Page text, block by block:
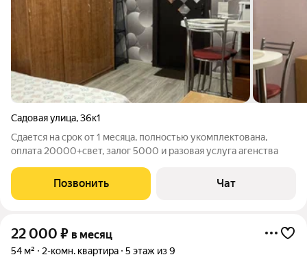
Садовая улица,36к1
Сдается на срок от 1 месяца, полностью укомплектована,
оплата 20000+свет, залог 5000 и разовая услуга агенства
Позвонить Чат
22 000 ₽ в месяц
54 м² 2-комн. квартира 5 этаж из 9